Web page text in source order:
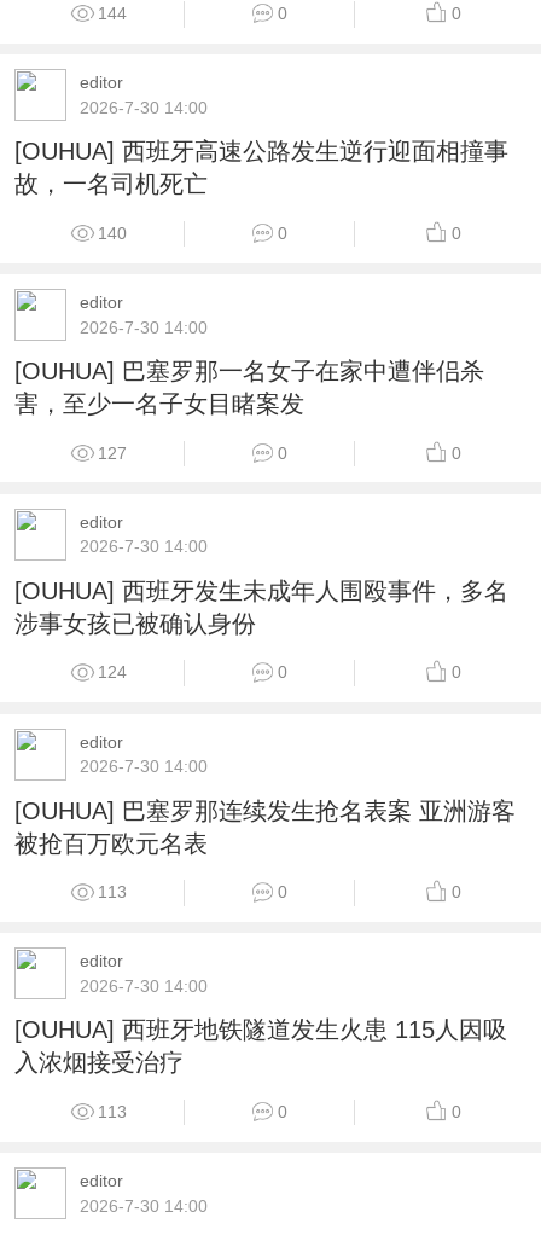
144 0 0
editor
2026-7-30 14:00
[OUHUA] 西班牙高速公路发生逆行迎面相撞事
故，一名司机死亡
140 0 0
editor
2026-7-30 14:00
[OUHUA] 巴塞罗那一名女子在家中遭伴侣杀
害，至少一名子女目睹案发
127 0 0
editor
2026-7-30 14:00
[OUHUA] 西班牙发生未成年人围殴事件，多名
涉事女孩已被确认身份
124 0 0
editor
2026-7-30 14:00
[OUHUA] 巴塞罗那连续发生抢名表案 亚洲游客
被抢百万欧元名表
113 0 0
editor
2026-7-30 14:00
[OUHUA] 西班牙地铁隧道发生火患 115人因吸
入浓烟接受治疗
113 0 0
editor
2026-7-30 14:00